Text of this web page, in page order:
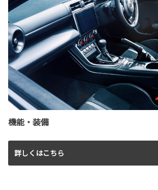
機能・装備
詳しくはこちら